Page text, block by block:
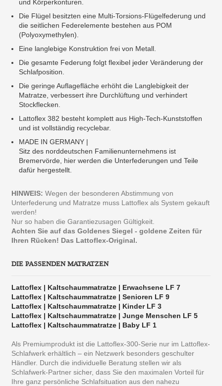
und Körperkonturen.
Die Flügel besitzten eine Multi-Torsions-Flügelfederung und
die seitlichen Federelemente bestehen aus POM
(Polyoxymethylen).
Eine langlebige Konstruktion frei von Metall.
Die gesamte Federung folgt flexibel jeder Veränderung der
Schlafposition.
Die geringe Auflagefläche erhöht die Langlebigkeit der
Matratze, verbessert ihre Durchlüftung und verhindert
Stockflecken.
Lattoflex 382 besteht komplett aus High-Tech-Kunststoffen
und ist vollständig recyclebar.
MADE IN GERMANY |
Sitz des norddeutschen Familienunternehmens ist
Bremervörde, hier werden die Unterfederungen und Teile
dafür hergestellt.
HINWEIS: Wegen der besonderen Abstimmung von
Unterfederung und Matratze muss Lattoflex als System gekauft
werden!
Nur so haben die Garantiezusagen Gültigkeit.
Achten Sie auf das Goldenes Siegel - goldene Zeiten für
Ihren Rücken! Das Lattoflex-Original.
DIE PASSENDEN MATRATZEN
Lattoflex | Kaltschaummatratze | Erwachsene LF 7
Lattoflex | Kaltschaummatratze | Senioren LF 9
Lattoflex | Kaltschaummatratze | Kinder LF 3
Lattoflex | Kaltschaummatratze | Junge Menschen LF 5
Lattoflex | Kaltschaummatratze | Baby LF 1
Als Premiumprodukt ist die Lattoflex-300-Serie nur im Lattoflex-
Schlafwerk erhältlich – ein Netzwerk besonders geschulter
Händler. Durch die individuelle Beratung stellen wir als
Schlafwerk-Partner sicher, dass Sie den maximalen Vorteil für
Ihre ganz persönliche Schlafsituation aus den nahezu